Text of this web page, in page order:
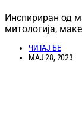
Инспириран од
митологија,
ЧИТАЈ БЕ
МАЈ 28, 2023